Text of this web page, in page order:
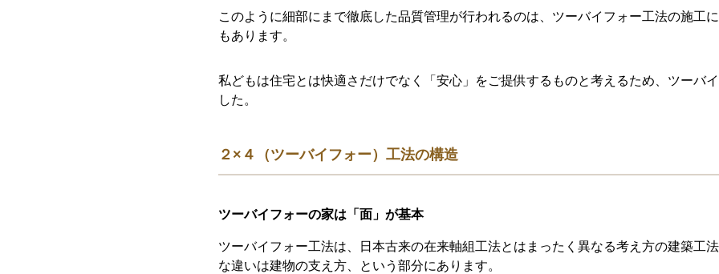
このように細部にまで徹底した品質管理が行われるのは、ツーバイフォー工法の施工
もあります。
私どもは住宅とは快適さだけでなく「安心」をご提供するものと考えるため、ツーバ
した。
２×４（ツーバイフォー）工法の構造
ツーバイフォーの家は「面」が基本
ツーバイフォー工法は、日本古来の在来軸組工法とはまったく異なる考え方の建築工
な違いは建物の支え方、という部分にあります。